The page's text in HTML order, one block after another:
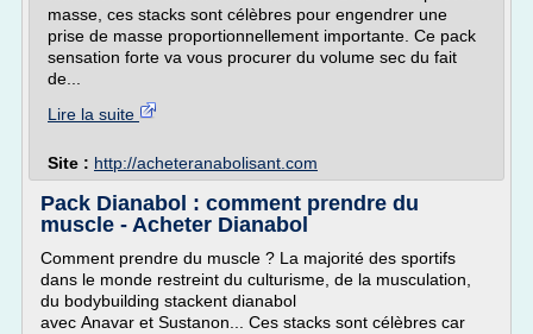
masse, ces stacks sont célèbres pour engendrer une
prise de masse proportionnellement importante. Ce pack
sensation forte va vous procurer du volume sec du fait
de...
Lire la suite
Site : http://acheteranabolisant.com
Pack Dianabol : comment prendre du
muscle - Acheter Dianabol
Comment prendre du muscle ? La majorité des sportifs
dans le monde restreint du culturisme, de la musculation,
du bodybuilding stackent dianabol
avec Anavar et Sustanon... Ces stacks sont célèbres car